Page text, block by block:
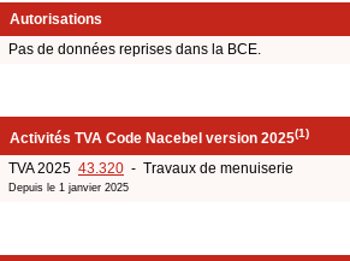
Autorisations
Pas de données reprises dans la BCE.
Activités TVA Code Nacebel version 2025(1)
TVA 2025 43.320 - Travaux de menuiserie
Depuis le 1 janvier 2025